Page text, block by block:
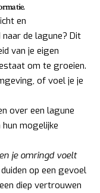
en
de lagune? Dit
van je eigen
om te groeien.
of voel je je
over een lagune
mogelijke
je omringd voelt
op een gevoel
diep vertrouwen